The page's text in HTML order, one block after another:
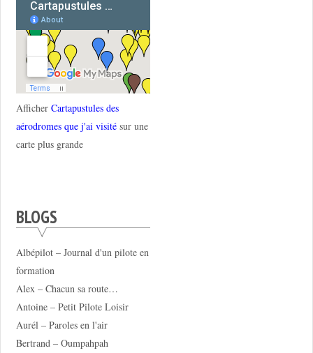
Afficher Cartapustules des
aérodromes que j'ai visitésur une
carte plus grande
BLOGS
Albépilot – Journal d'un pilote en
formation
Alex – Chacun sa route…
Antoine – Petit Pilote Loisir
Aurél – Paroles en l'air
Bertrand – Oumpahpah